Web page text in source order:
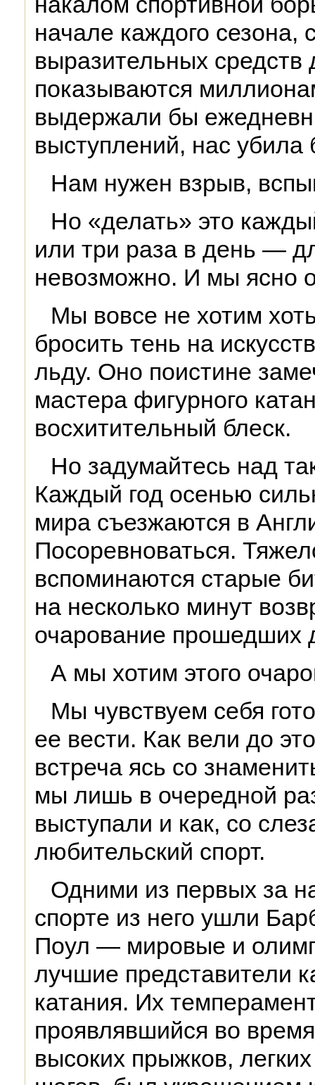
начале каждого сезона,
выразительных
показываются
выдержали бы
выступлений, нас убила
Нам нужен взрыв,
Но «делать» это
или три раза в день —
невозможно. И мы ясно
Мы вовсе не хотим
бросить тень на
льду. Оно поистине
мастера фигурного
восхитительный блеск.
Но задумайтесь над
Каждый год осенью
мира съезжаются в
Посоревноваться.
вспоминаются старые
на несколько минут
очарование прошедших
А мы хотим этого
Мы чувствуем себя
ее вести. Как вели до
встреча ясь со
мы лишь в очередной
выступали и как, со
любительский спорт.
Одними из первых за
спорте из него ушли
Поул — мировые и
лучшие представители
катания. Их
проявлявшийся во
высоких прыжков,